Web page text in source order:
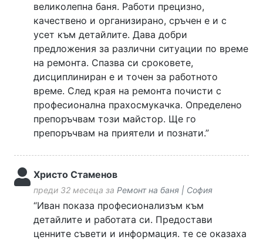
великолепна баня. Работи прецизно,
качествено и организирано, сръчен е и с
усет към детайлите. Дава добри
предложения за различни ситуации по време
на ремонта. Спазва си сроковете,
дисциплиниран е и точен за работното
време. След края на ремонта почисти с
професионална прахосмукачка. Определено
препоръчвам този майстор. Ще го
препоръчвам на приятели и познати.”
Христо Стаменов
преди 32 месеца за Ремонт на баня | София
“Иван показа професионализъм към
детайлите и работата си. Предостави
ценните съвети и информация. те се оказаха